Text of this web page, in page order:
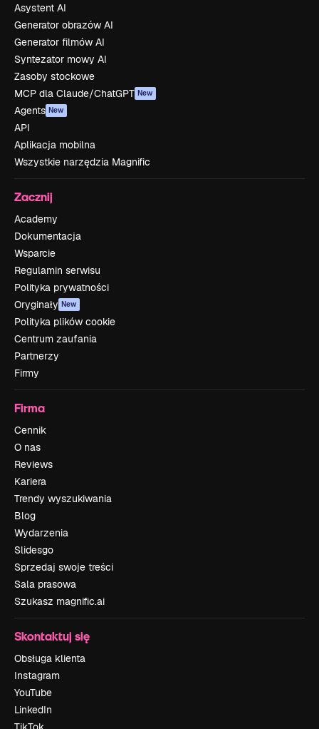
Asystent AI
Generator obrazów AI
Generator filmów AI
Syntezator mowy AI
Zasoby stockowe
MCP dla Claude/ChatGPT New
Agents New
API
Aplikacja mobilna
Wszystkie narzędzia Magnific
Zacznij
Academy
Dokumentacja
Wsparcie
Regulamin serwisu
Polityka prywatności
Oryginały New
Polityka plików cookie
Centrum zaufania
Partnerzy
Firmy
Firma
Cennik
O nas
Reviews
Kariera
Trendy wyszukiwania
Blog
Wydarzenia
Slidesgo
Sprzedaj swoje treści
Sala prasowa
Szukasz magnific.ai
Skontaktuj się
Obsługa klienta
Instagram
YouTube
LinkedIn